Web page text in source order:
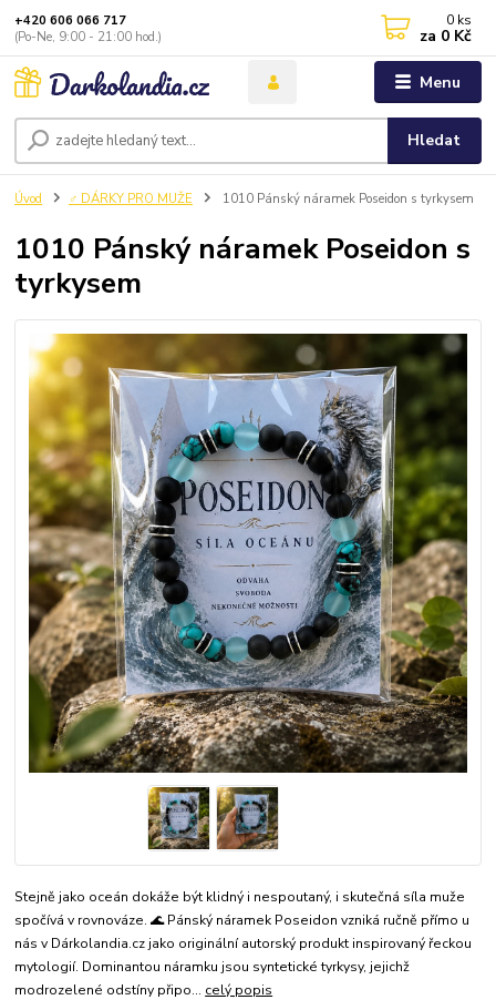
Menu
Hledat
+420 606 066 717
(Po-Ne, 9:00 - 21:00 hod.)
0 ks
za 0 Kč
Úvod ♂️ DÁRKY PRO MUŽE 1010 Pánský náramek Poseidon s tyrkysem
1010 Pánský náramek Poseidon s
tyrkysem
Stejně jako oceán dokáže být klidný i nespoutaný, i skutečná síla muže
spočívá v rovnováze. 🌊 Pánský náramek Poseidon vzniká ručně přímo u
nás v Dárkolandia.cz jako originální autorský produkt inspirovaný řeckou
mytologií. Dominantou náramku jsou syntetické tyrkysy, jejichž
modrozelené odstíny připo... celý popis